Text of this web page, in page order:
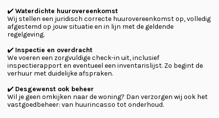
✔️Waterdichte huurovereenkomst
Wij stellen een juridisch correcte huurovereenkomst op, volledig
afgestemd op jouw situatie en in lijn met de geldende
regelgeving.
✔️ Inspectie en overdracht
We voeren een zorgvuldige check-in uit, inclusief
inspectierapport en eventueel een inventarislijst. Zo begint de
verhuur met duidelijke afspraken.
✔️ Desgewenst ook beheer
Wil je geen omkijken naar de woning? Dan verzorgen wij ook het
vastgoedbeheer: van huurincasso tot onderhoud.